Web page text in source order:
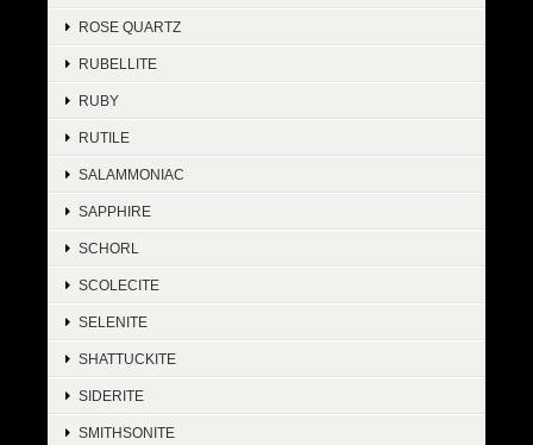
ROSE QUARTZ
RUBELLITE
RUBY
RUTILE
SALAMMONIAC
SAPPHIRE
SCHORL
SCOLECITE
SELENITE
SHATTUCKITE
SIDERITE
SMITHSONITE